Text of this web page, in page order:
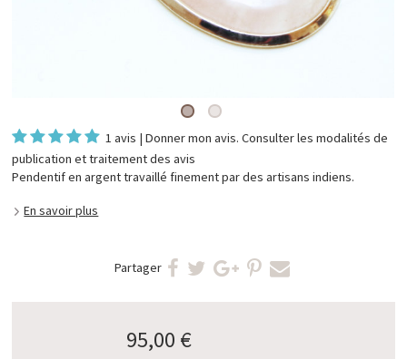
1 avis |Donner mon avis. Consulter lesmodalités de
publication et traitement des avis
Pendentif en argent travaillé finement par des artisans indiens.
En savoir plus
Partager
95,00 €